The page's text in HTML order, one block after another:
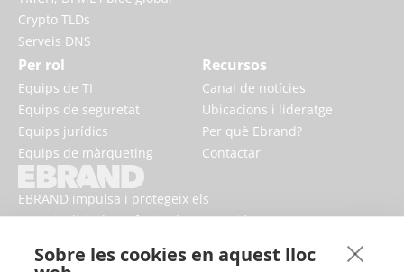
Sobre les cookies en aquest lloc
EBRAND impulsa i protegeix els
negocis digitals, enfortint la reputació
línia.
Crypto TLDs
Serveis DNS
Per rol
Equips de TI
Equips de seguretat
Equips jurídics
Equips de màrqueting
Recursos
Canal de notícies
Ubicacions i lideratge
Per què Ebrand?
Contactar